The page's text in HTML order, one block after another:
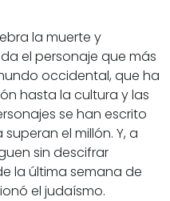
la muerte y
el personaje que más
occidental, que ha
hasta la cultura y las
se han escrito
el millón. Y, a
sin descifrar
la última semana de
el judaísmo.